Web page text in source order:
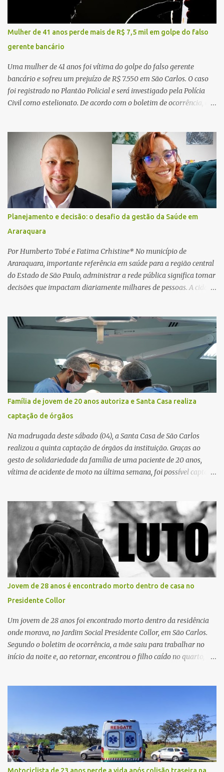
Mulher de 41 anos perde mais de R$ 7,5 mil em golpe do falso
gerente bancário
Uma mulher de 41 anos foi vítima do golpe do falso gerente
bancário e sofreu um prejuízo de R$ 7.550 em São Carlos. O caso
foi registrado no Plantão Policial e será investigado pela Polícia
Civil como estelionato. De acordo com o boletim de ocorrência, a
suspeito alegou que seria necessário atualizar o cadastro da conta
e passou a orientar a vítima sobre os procedimentos que deveriam
ser realizados. Dias depois, o golpista enviou um documento em
PDF simulando uma comunicação oficial da instituição financeira.
Na sequência, entrou em contato por telefone e encaminhou um
link, orientando a vítima a acessá-lo pelo computador para
concluir a suposta atualização cadastral. Após realizar o
procedimento, a conta bancária ficou bloqueada por algumas
horas. Sem conseguir acessar o sistema, a vítima tentou
novamente contato com o suposto gerente, mas não obteve
resposta. Na segunda-fe...
Planejamento e decisão: o desafio da gestão da Saúde em
Araraquara
Por Humberto Tobé e Fatima Crhistine* No município de
Araraquara, importante referência em saúde para a região central
do Estado de São Paulo, administrar a rede pública significa tomar
decisões que impactam diariamente milhares de pessoas. A cidade
município, mas também de diversas cidades do entorno,
ampliando significativamente a responsabilidade da gestão sobre
o Sistema Único de Saúde (SUS). Nos últimos anos, o Governo
Federal tem ampliado investimentos destinados ao fortalecimento
da atenção básica, da infraestrutura hospitalar e da
regionalização dos serviços de saúde. Entretanto, em um cenário
de demandas crescentes e recursos necessariamente limitados, a
principal missão da gestão pública não é apenas investir mais,
mas decidir melhor onde investir para produzir o maior benefício
possível à população. Essa reflexão encontra respaldo tanto na
teoria da admini...
Família de jovem de 20 anos autoriza e Santa Casa realiza
captação de órgãos
Na madrugada deste sábado (04), a Santa Casa de São Carlos
realizou a quinta captação de órgãos da instituição. Graças ao
gesto de solidariedade da família de uma paciente de 20 anos,
vítima de acidente de moto na última semana, foi possível captar o
Por se tratar de um órgão com curto tempo de preservação, a
equipe responsável pela captação do coração chegou a São Carlos
em uma aeronave da Força Aérea Brasileira (FAB), garantindo
agilidade no transporte e na realização do procedimento. Após a
retirada do órgão, a Guarda Civil Municipal (GCM), por meio da
Prefeitura de São Carlos, realizou o transporte do coração até o
aeroporto, de onde a aeronave da FAB seguiu com o órgão para
coordenada pela Comissão Intra-Hospitalar de Doação de Órgãos
e Tecidos para Transplantes (CIHDOTT) da Santa Ca...
Jovem de 28 anos é encontrado morto dentro de casa no
Presidente Collor
Um jovem de 28 anos foi encontrado morto dentro da residência
onde morava, no Jardim Social Presidente Collor, em São Carlos.
Segundo o boletim de ocorrência, a mãe saiu para trabalhar no
início da noite e, ao retornar, encontrou o filho caído no quarto,